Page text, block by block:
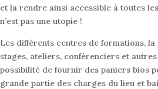
et la rendre ainsi accessible à toutes
n’est pas une utopie !
Les différents centres de formations,
stages, ateliers, conférenciers et
possibilité de fournir des paniers bios
grande partie des charges du lieu et